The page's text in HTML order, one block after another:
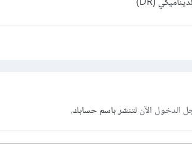
الدخول الآنلتنشر باسم حسابك.